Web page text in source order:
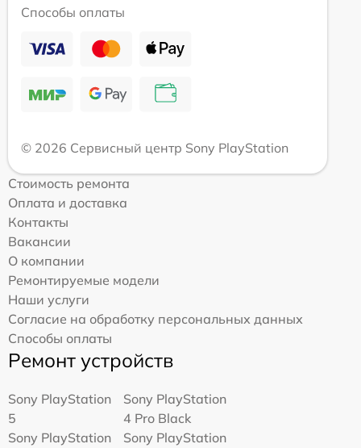
Способы оплаты
© 2026 Сервисный центр Sony PlayStation
Стоимость ремонта
Оплата и доставка
Контакты
Вакансии
О компании
Ремонтируемые модели
Наши услуги
Согласие на обработку персональных данных
Способы оплаты
Ремонт устройств
Sony PlayStation
5
Sony PlayStation
4 Pro Black
Sony PlayStation
Sony PlayStation